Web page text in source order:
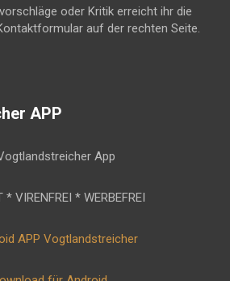
oder Kritik erreicht ihr die
auf der rechten Seite.
APP
* VIRENFREI * WERBEFREI